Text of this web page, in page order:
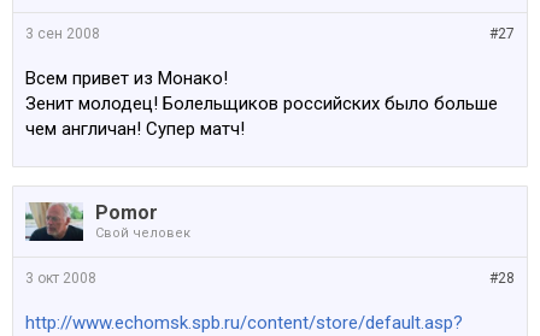
#27
3 сен 2008
Всем привет из Монако!
Зенит молодец! Болельщиков российских было больше
чем англичан! Супер матч!
Pomor
Свой человек
#28
3 окт 2008
http://www.echomsk.spb.ru/content/store/default.asp?